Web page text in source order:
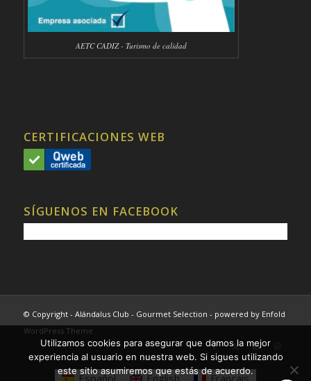
AETC CADIZ - Turismo de calidad
CERTIFICACIONES WEB
SÍGUENOS EN FACEBOOK
© Copyright - Alándalus Club - Gourmet Selection - powered by Enfold
WordPress Theme
Utilizamos cookies para asegurar que damos la mejor
experiencia al usuario en nuestra web. Si sigues utilizando
este sitio asumiremos que estás de acuerdo.